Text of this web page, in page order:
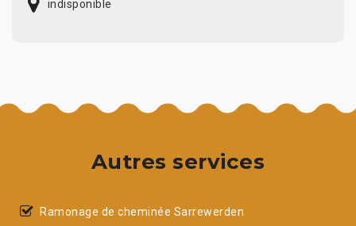
indisponible
Autres services
Ramonage de cheminée Sarrewerden